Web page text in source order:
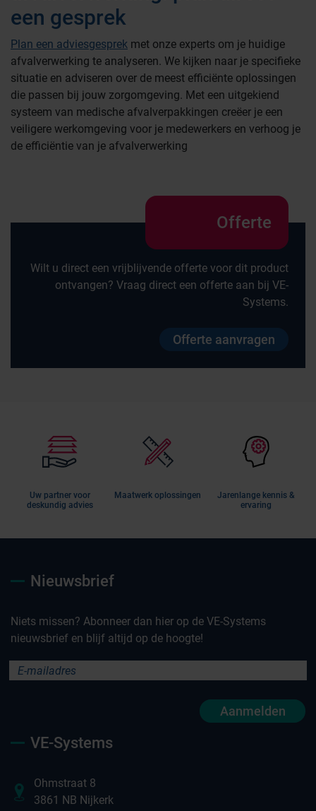
een gesprek
Plan een adviesgesprek met onze experts om je huidige
afvalverwerking te analyseren. We kijken naar je specifieke
situatie en adviseren over de meest efficiënte oplossingen
die passen bij jouw zorgomgeving. Met een uitgekiend
systeem van medische afvalverpakkingen creëer je een
veiligere werkomgeving voor je medewerkers en verhoog je
de efficiëntie van je afvalverwerking
Offerte
Wilt u direct een vrijblijvende offerte voor dit product
ontvangen? Vraag direct een offerte aan bij VE-
Systems.
Offerte aanvragen
Uw partner voor
deskundig advies
Maatwerk oplossingen
Jarenlange kennis &
ervaring
Nieuwsbrief
Niets missen? Abonneer dan hier op de VE-Systems
nieuwsbrief en blijf altijd op de hoogte!
Aanmelden
VE-Systems
Ohmstraat 8
3861 NB Nijkerk